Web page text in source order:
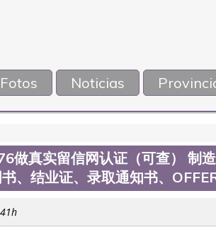
Fotos Noticias
做真实留信网认证（可查） 制
、结业证、录取通知书、